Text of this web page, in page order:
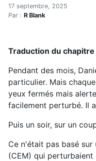
Accueil
Articles
Réduire
Réduire
17 septembre, 2025
Par : R Blank
Traduction du chapitre
Pendant des mois,
particulier. Mais
yeux fermés mais
facilement perturbé. Il
Puis un soir, sur un
Ce n'était pas basé
(CEM) qui